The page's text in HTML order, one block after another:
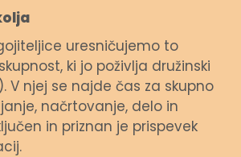
uresničujemo to
ki jo poživlja družinski
V njej se najde čas za skupno
načrtovanje, delo in
in priznan je prispevek